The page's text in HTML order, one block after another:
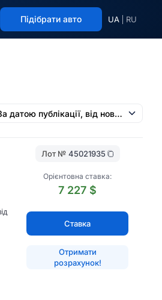
Підібрати авто UA RU
Лот № 45021935
Орієнтовна ставка:
7 227 $
Ставка
Отримати
розрахунок!